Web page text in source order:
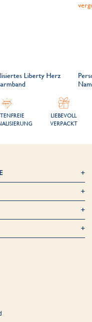
Liberty Herz
LIEBEVOLL
VERPACKT